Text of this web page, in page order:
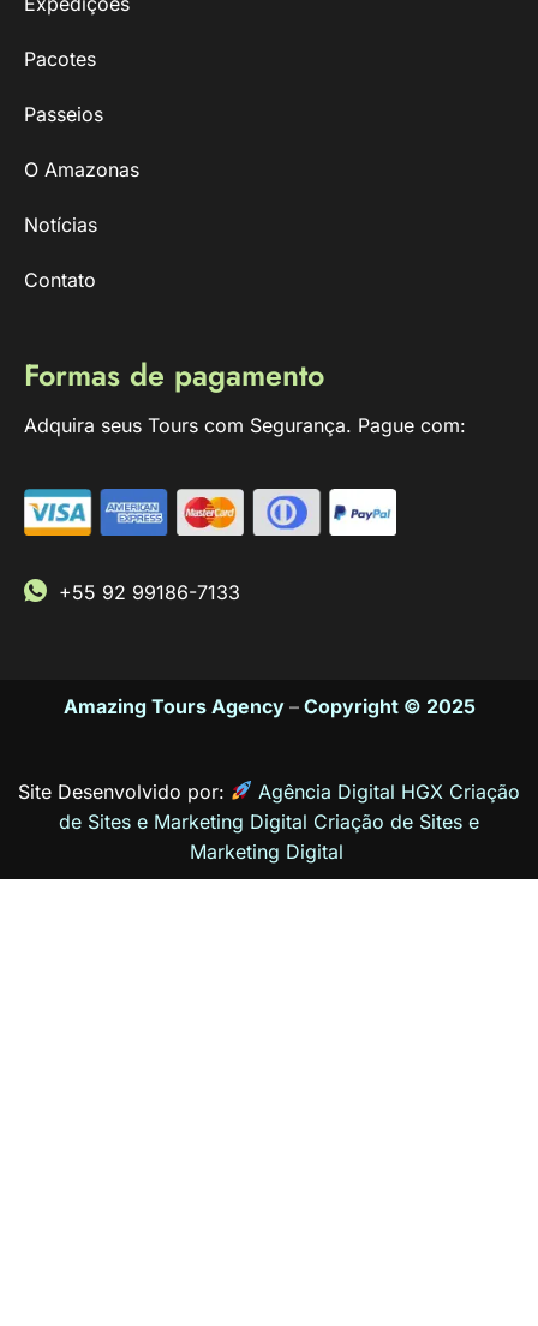
Pacotes
Passeios
O Amazonas
Notícias
Contato
Formas de pagamento
Adquira seus Tours com Segurança. Pague com:
+55 92 99186-7133
Amazing Tours Agency– Copyright © 2025
Site Desenvolvido por:
Agência Digital HGX Criação
de Sites e Marketing Digital Criação de Sites e
Marketing Digital